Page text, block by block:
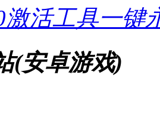
激活工具一键
(安卓游戏)